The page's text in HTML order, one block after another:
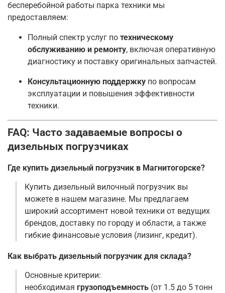
бесперебойной работы парка техники мы
предоставляем:
Полный спектр услуг по техническому
обслуживанию и ремонту, включая оперативную
диагностику и поставку оригинальных запчастей.
Консультационную поддержку по вопросам
эксплуатации и повышения эффективности
техники.
FAQ: Часто задаваемые вопросы о
дизельных погрузчиках
Где купить дизельный погрузчик в Магнитогорске?
Купить дизельный вилочный погрузчик вы
можете в нашем магазине. Мы предлагаем
широкий ассортимент новой техники от ведущих
брендов, доставку по городу и области, а также
гибкие финансовые условия (лизинг, кредит).
Как выбрать дизельный погрузчик для склада?
Основные критерии:
необходимая грузоподъемность (от 1.5 до 5 тонн